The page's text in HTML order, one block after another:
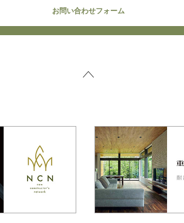
お問い合わせフォーム